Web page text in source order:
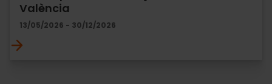
València
13/05/2026 - 30/12/2026